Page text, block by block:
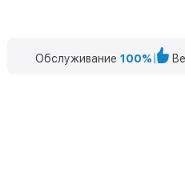
Обслуживание 100%